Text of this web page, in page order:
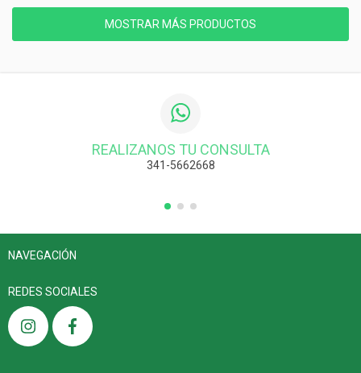
MOSTRAR MÁS PRODUCTOS
REALIZANOS TU CONSULTA
341-5662668
NAVEGACIÓN
REDES SOCIALES